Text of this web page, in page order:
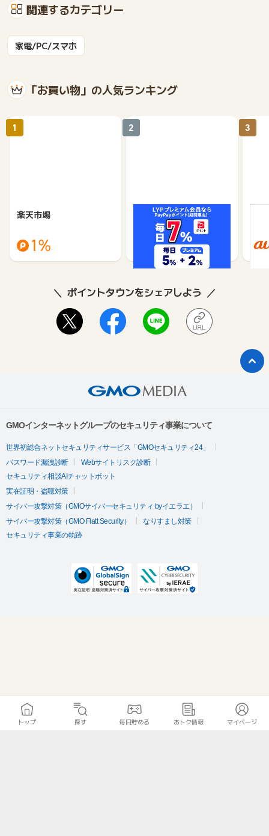
関連するカテゴリー
家電/PC/スマホ
「お買い物」の人気ランキング
楽天市場
1%
1
Yahoo!ショッピング
1%
2 3
ポイントタウンをシェアしよう
GMOインターネットグループのセキュリティ事業について
世界初総合ネットセキュリティサービス「GMOセキュリティ24」
パスワード漏洩診断
Webサイトリスク診断
セキュリティ相談AIチャットボット
実在証明・盗聴対策
サイバー攻撃対策（GMOサイバーセキュリティ byイエラエ）
サイバー攻撃対策（GMO Flatt Security）
なりすまし対策
セキュリティ事業の軌跡
トップ 探す 毎日貯める おトク情報 マイページ